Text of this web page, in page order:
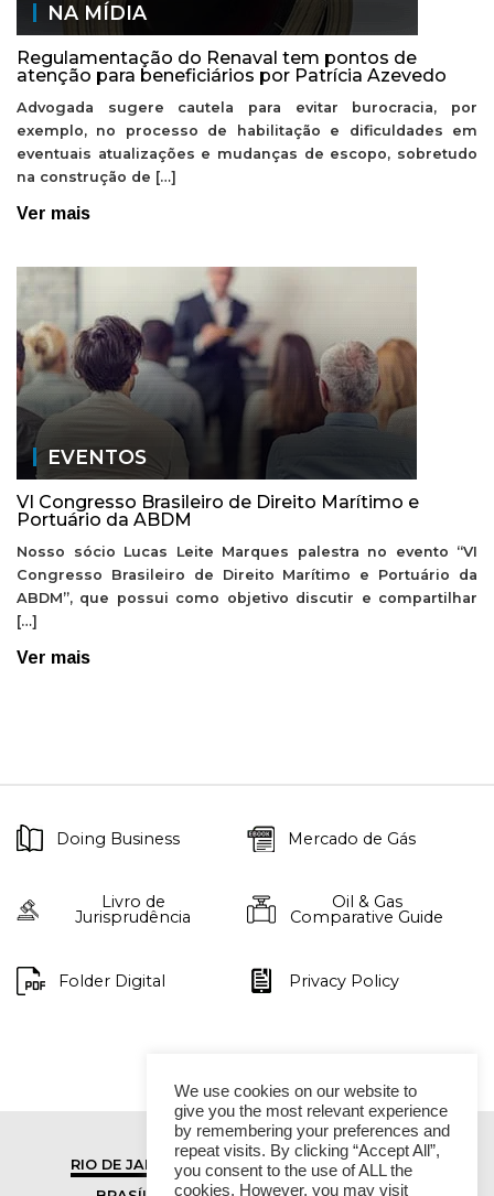
NA MÍDIA
Regulamentação do Renaval tem pontos de
atenção para beneficiários por Patrícia Azevedo
Advogada sugere cautela para evitar burocracia, por
exemplo, no processo de habilitação e dificuldades em
eventuais atualizações e mudanças de escopo, sobretudo
na construção de […]
Ver mais
EVENTOS
VI Congresso Brasileiro de Direito Marítimo e
Portuário da ABDM
Nosso sócio Lucas Leite Marques palestra no evento “VI
Congresso Brasileiro de Direito Marítimo e Portuário da
ABDM”, que possui como objetivo discutir e compartilhar
[…]
Ver mais
Doing Business Mercado de Gás
Livro de
Jurisprudência
Oil & Gas
Comparative Guide
Folder Digital Privacy Policy
RIO DE JANEIRO
SÃO PAULO
We use cookies on our website to
give you the most relevant experience
by remembering your preferences and
repeat visits. By clicking “Accept All”,
you consent to the use of ALL the
cookies. However, you may visit